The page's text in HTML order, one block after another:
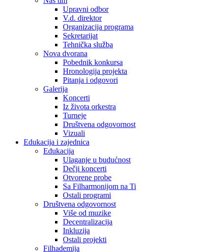
Upravni odbor
V.d. direktor
Organizacija programa
Sekretarijat
Tehnička služba
Nova dvorana
Pobednik konkursa
Hronologija projekta
Pitanja i odgovori
Galerija
Koncerti
Iz života orkestra
Turneje
Društvena odgovornost
Vizuali
Edukacija i zajednica
Edukacija
Ulaganje u budućnost
Dečji koncerti
Otvorene probe
Sa Filharmonijom na Ti
Ostali programi
Društvena odgovornost
Više od muzike
Decentralizacija
Inkluzija
Ostali projekti
Filhademija